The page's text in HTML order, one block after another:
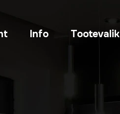
Info Tootevalik